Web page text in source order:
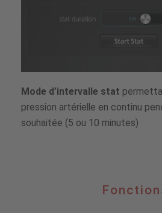
Mode d’intervalle stat
pression artérielle en continu
souhaitée (5 ou 10 minutes)